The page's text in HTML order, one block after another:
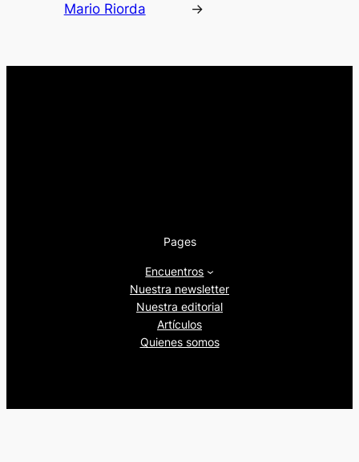
Mario Riorda
→
Pages
Encuentros
Nuestra newsletter
Nuestra editorial
Artículos
Quienes somos